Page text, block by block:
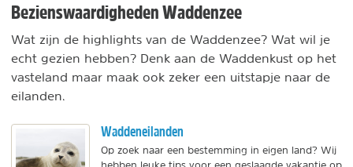
Bezienswaardigheden Waddenzee
Wat zijn de highlights van de Waddenzee? Wat wil je
echt gezien hebben? Denk aan de Waddenkust op het
vasteland maar maak ook zeker een uitstapje naar de
eilanden.
Waddeneilanden
Op zoek naar een bestemming in eigen land? Wij